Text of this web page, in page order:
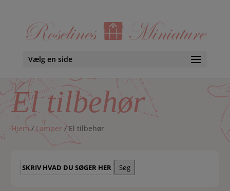
Vælg en side
El tilbehør
Hjem/Lamper / El tilbehør
Skriv
hvad
Søg